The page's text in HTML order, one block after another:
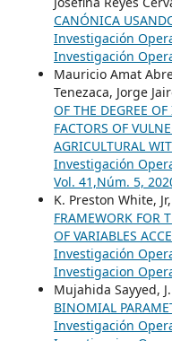
CANÓNICA
Investigación
Investigación
Mauricio Amat
Tenezaca, Jorge
OF THE DEGREE
FACTORS OF
AGRICULTURAL
Investigación
Vol. 41,Núm. 5,
K. Preston White,
FRAMEWORK FOR
OF VARIABLES
Investigación
Investigacion
Mujahida Sayyed,
BINOMIAL
Investigación